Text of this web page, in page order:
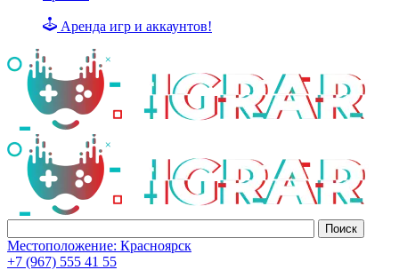
Аренда игр и аккаунтов!
Местоположение: Красноярск
+7 (967) 555 41 55